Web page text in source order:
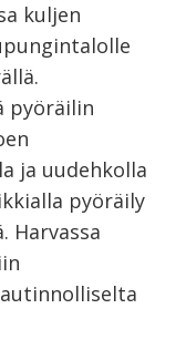
kuljen
pyöräilin
ja uudehkolla
pyöräily
Harvassa